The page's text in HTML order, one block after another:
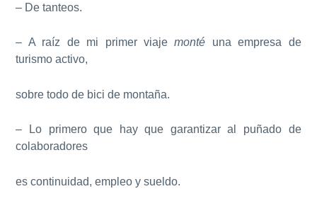
– De tanteos.
– A raíz de mi primer viajemonté una empresa de
turismo activo,
sobre todo de bici de montaña.
– Lo primero que hay que garantizar al puñado de
colaboradores
es continuidad, empleo y sueldo.